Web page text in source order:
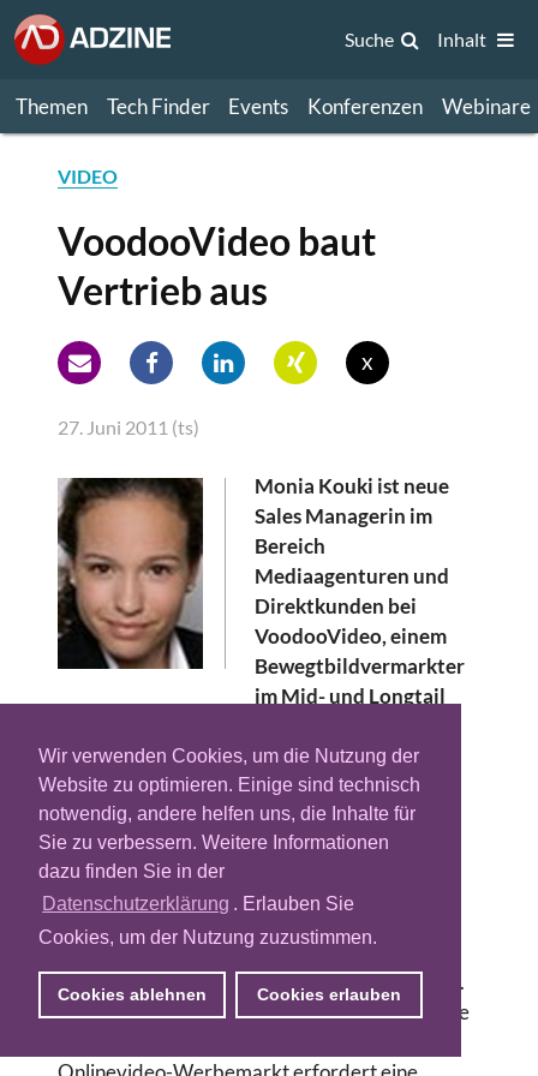
Wir verwenden Cookies, um die Nutzung der
Website zu optimieren. Einige sind technisch
notwendig, andere helfen uns, die Inhalte für
Sie zu verbessern. Weitere Informationen
dazu finden Sie in der
Datenschutzerklärung . Erlauben Sie
Cookies, um der Nutzung zuzustimmen.
Cookies ablehnen Cookies erlauben
Themen Tech Finder Events Konferenzen Webinare
Suche Inhalt
VIDEO
VoodooVideo baut
Vertrieb aus
x
27. Juni 2011 (ts)
Monia Kouki ist neue
Sales Managerin im
Bereich
Mediaagenturen und
Direktkunden bei
VoodooVideo, einem
Bewegtbildvermarkter
im Mid- und Longtail
Werbekunden von VoodooVideo über
zielgruppengenauen Aussteurung von
digitalen Bewegtbildkampagnen beraten.
Die 28-Jährige Diplomkauffrau war zuvor als
Commercial Manager Online/TV bei Burda
Medien Park Verlage tätig. Dort betreute und
kooridinierte sie die Vermarktung
crossmedialer Angebote über Burda Food.net.
Olaf Mahr freut sich über den Neuzugang: „Die